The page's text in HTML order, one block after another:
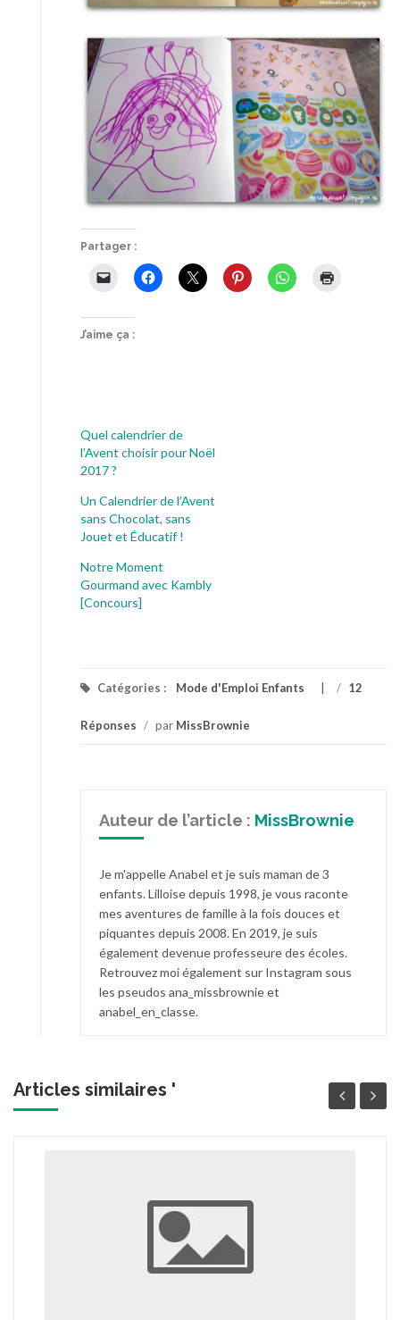
Partager :
J’aime ça :
Quel calendrier de
l’Avent choisir pour Noël
2017 ?
Un Calendrier de l’Avent
sans Chocolat, sans
Jouet et Éducatif !
Notre Moment
Gourmand avec Kambly
[Concours]
Catégories : Mode d'Emploi Enfants / 12
Réponses / par MissBrownie
Auteur de l’article : MissBrownie
Je m'appelle Anabel et je suis maman de 3
enfants. Lilloise depuis 1998, je vous raconte
mes aventures de famille à la fois douces et
piquantes depuis 2008. En 2019, je suis
également devenue professeure des écoles.
Retrouvez moi également sur Instagram sous
les pseudos ana_missbrownie et
anabel_en_classe.
Articles similaires '